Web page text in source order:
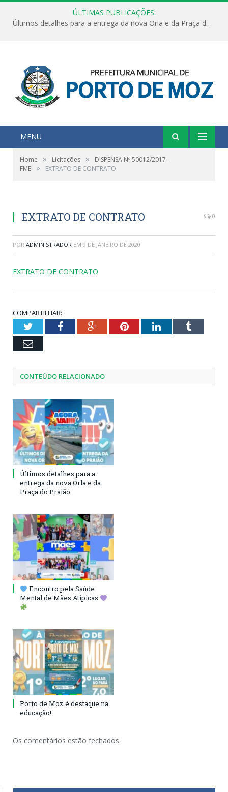
ÚLTIMAS PUBLICAÇÕES:
Últimos detalhes para a entrega da nova Orla e da Praça do Praião
MENU
Home » Licitações »
DISPENSA Nº 50012/2017-
FME » EXTRATO DE CONTRATO
EXTRATO DE CONTRATO 0
POR ADMINISTRADOR EM 9 DE JANEIRO DE 2020
EXTRATO DE CONTRATO
COMPARTILHAR:
TwitterFacebookGoogle+PinterestLinkedInTumblr
Email
CONTEÚDO RELACIONADO
Últimos detalhes para a
entrega da nova Orla e da
Praça do Praião
Encontro pela Saúde
Mental de Mães Atípicas
Porto de Moz é destaque na
educação!
Os comentários estão fechados.